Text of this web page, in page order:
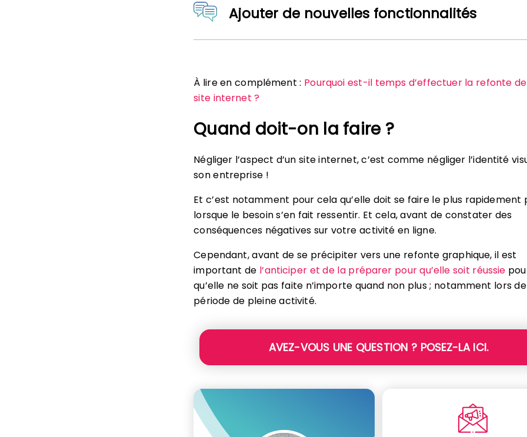
Ajouter de nouvelles fonctionnalités
À lire en complément : Pourquoi est-il temps d’effectuer la refonte
site internet ?
Quand doit-on la faire ?
Négliger l’aspect d’un site internet, c’est comme négliger l’identité
son entreprise !
Et c’est notamment pour cela qu’elle doit se faire le plus rapidement
lorsque le besoin s’en fait ressentir. Et cela, avant de constater des
conséquences négatives sur votre activité en ligne.
Cependant, avant de se précipiter vers une refonte graphique, il est
important de l’anticiper et de la préparer pour qu’elle soit réussie
qu’elle ne soit pas faite n’importe quand non plus ; notamment lors
période de pleine activité.
AVEZ-VOUS UNE QUESTION ? POSEZ-LA ICI.